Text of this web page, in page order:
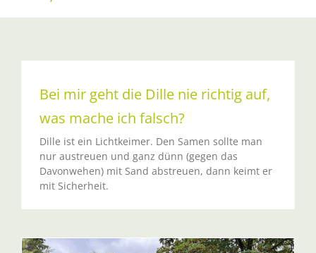
Bei mir geht die Dille nie richtig auf,
was mache ich falsch?
Dille ist ein Lichtkeimer. Den Samen sollte man
nur austreuen und ganz dünn (gegen das
Davonwehen) mit Sand abstreuen, dann keimt er
mit Sicherheit.